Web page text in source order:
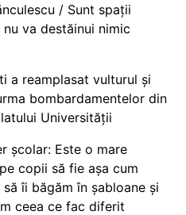
/ Sunt spații
va destăinui nimic
a reamplasat vulturul și
bombardamentelor din
Universității
școlar: Este o mare
copii să fie așa cum
îi băgăm în șabloane și
ceea ce fac diferit